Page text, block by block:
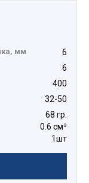
мм 6
6
400
32-50
68 гр.
0.6 см³
1шт